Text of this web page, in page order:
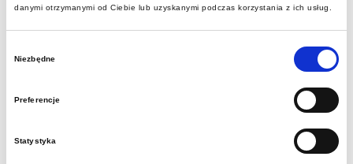
danymi otrzymanymi od Ciebie lub uzyskanymi podczas korzystania z ich usług.
Niezbędne
Preferencje
Statystyka
Jak co roku redakcja „National Geographic Traveler”
wybrała 48 lokalizacji, które zachwycają historią,
przyrodą i duchem lokalności. To właśnie spośród nich
internauci i czytelnicy wyłonili swoje ulubione „cuda”,
oddając aż 200 tysięcy głosów!
Z dumą ogłaszamy, że w województwie śląskim